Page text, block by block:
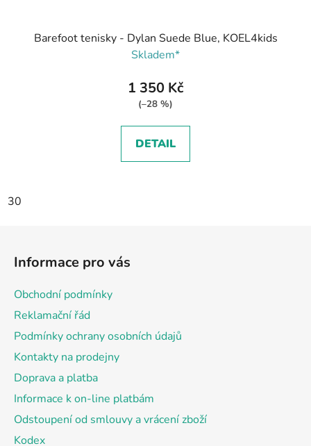
Barefoot tenisky - Dylan Suede Blue, KOEL4kids
Skladem*
1 350 Kč
(–28 %)
DETAIL
30
Informace pro vás
Obchodní podmínky
Reklamační řád
Podmínky ochrany osobních údajů
Kontakty na prodejny
Doprava a platba
Informace k on-line platbám
Odstoupení od smlouvy a vrácení zboží
Kodex